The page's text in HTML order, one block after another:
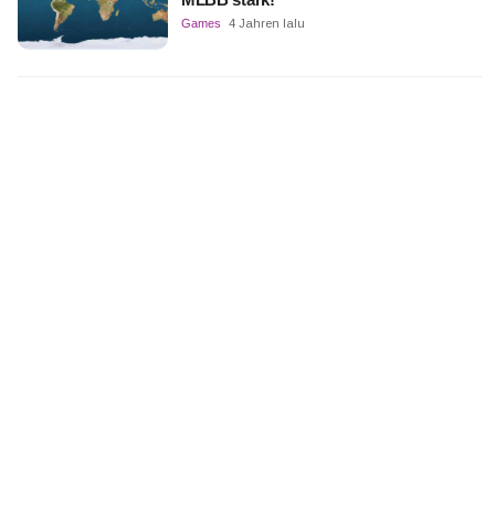
Games 4 Jahren lalu